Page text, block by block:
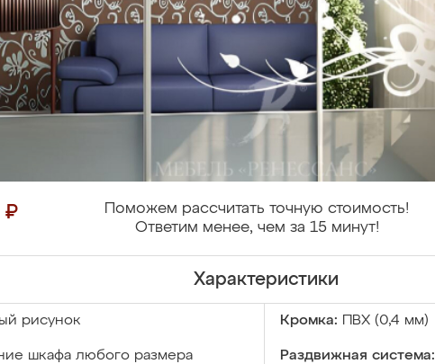
₽
Поможем рассчитать точную стоимость!
Ответим менее, чем за 15 минут!
Характеристики
рисунок Кромка: ПВХ (0,4 мм)
шкафа любого размера Раздвижная система: